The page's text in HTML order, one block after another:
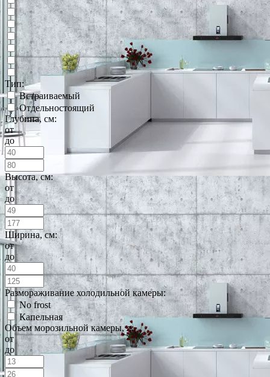
Тип:
Встраиваемый
Отдельностоящий
Глубина, см:
от
до
Высота, см:
от
до
Ширина, см:
от
до
Размораживание холодильной камеры:
No frost
Капельная
Объем морозильной камеры, л:
от
до